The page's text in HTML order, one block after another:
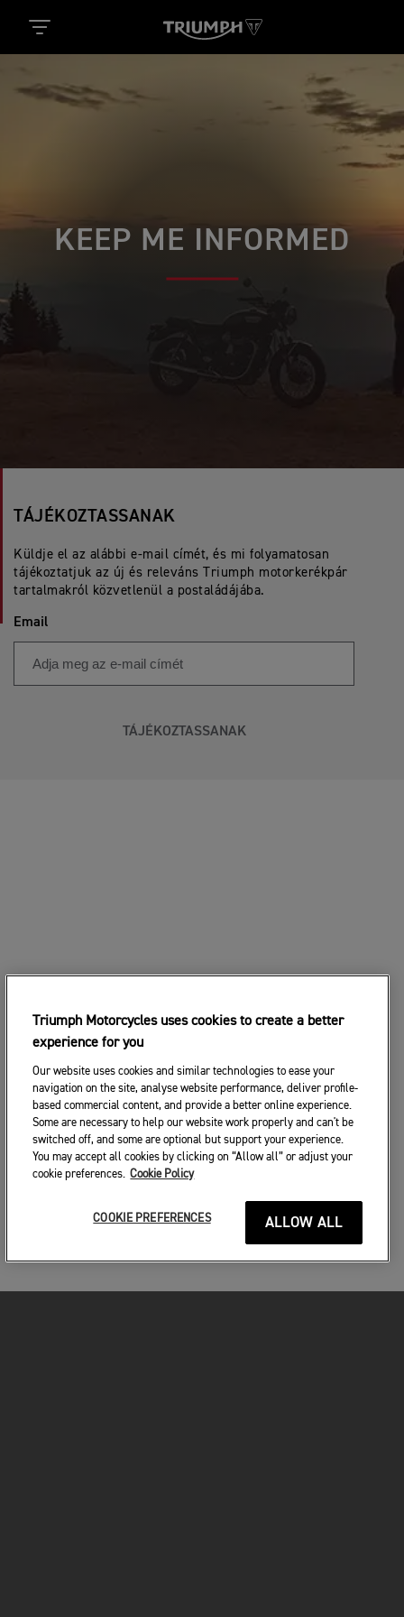
KEEP ME INFORMED
TÁJÉKOZTASSANAK
Küldje el az alábbi e-mail címét, és mi folyamatosan
tájékoztatjuk az új és releváns Triumph motorkerékpár
tartalmakról közvetlenül a postaládájába.
Email
TÁJÉKOZTASSANAK
Triumph Motorcycles uses cookies to create a better
experience for you
Our website uses cookies and similar technologies to ease your
navigation on the site, analyse website performance, deliver profile-
based commercial content, and provide a better online experience.
Some are necessary to help our website work properly and can't be
switched off, and some are optional but support your experience.
You may accept all cookies by clicking on “Allow all” or adjust your
cookie preferences. Cookie Policy
ALLOW ALL
COOKIE PREFERENCES